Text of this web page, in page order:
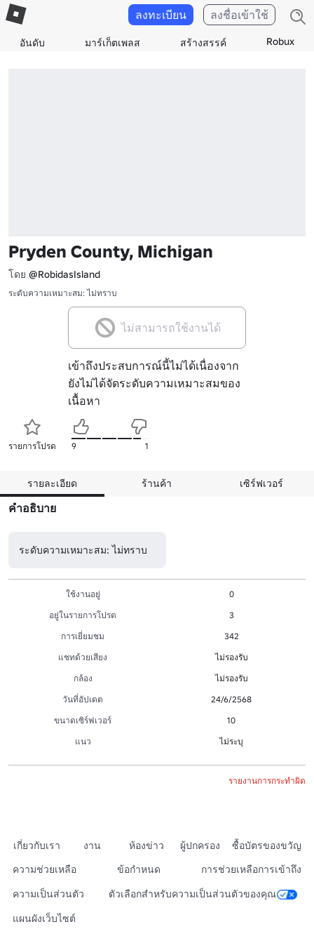
อันดับ มาร์เก็ตเพลส สร้างสรรค์ Robux
ลงทะเบียน ลงชื่อเข้าใช้
Pryden County, Michigan
โดย @RobidasIsland
ระดับความเหมาะสม: ไม่ทราบ
ไม่สามารถใช้งานได้
เข้าถึงประสบการณ์นี้ไม่ได้เนื่องจาก
ยังไม่ได้จัดระดับความเหมาะสมของ
เนื้อหา
รายการโปรด 9 1
รายละเอียด ร้านค้า เซิร์ฟเวอร์
คำอธิบาย
ระดับความเหมาะสม: ไม่ทราบ
ใช้งานอยู่
0
อยู่ในรายการโปรด
3
การเยี่ยมชม
342
แชทด้วยเสียง
ไม่รองรับ
กล้อง
ไม่รองรับ
วันที่อัปเดต
24/6/2568
ขนาดเซิร์ฟเวอร์
10
แนว
ไม่ระบุ
รายงานการกระทำผิด
เกี่ยวกับเรา งาน ห้องข่าว ผู้ปกครอง
ซื้อบัตรของขวัญ
ความช่วยเหลือ
ข้อกำหนด
การช่วยเหลือการเข้าถึง
ความเป็นส่วนตัว
ตัวเลือกสำหรับความเป็นส่วนตัวของคุณ
แผนผังเว็บไซต์